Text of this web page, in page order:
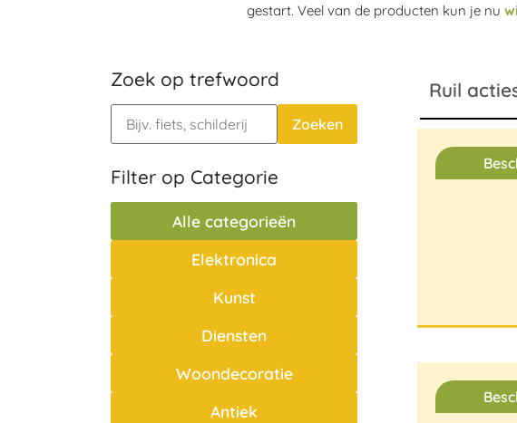
gestart. Veel van de producten kun je nu
Zoek op trefwoord
Zoeken
Filter op Categorie
Alle categorieën
Elektronica
Kunst
Diensten
Woondecoratie
Antiek
Ruil